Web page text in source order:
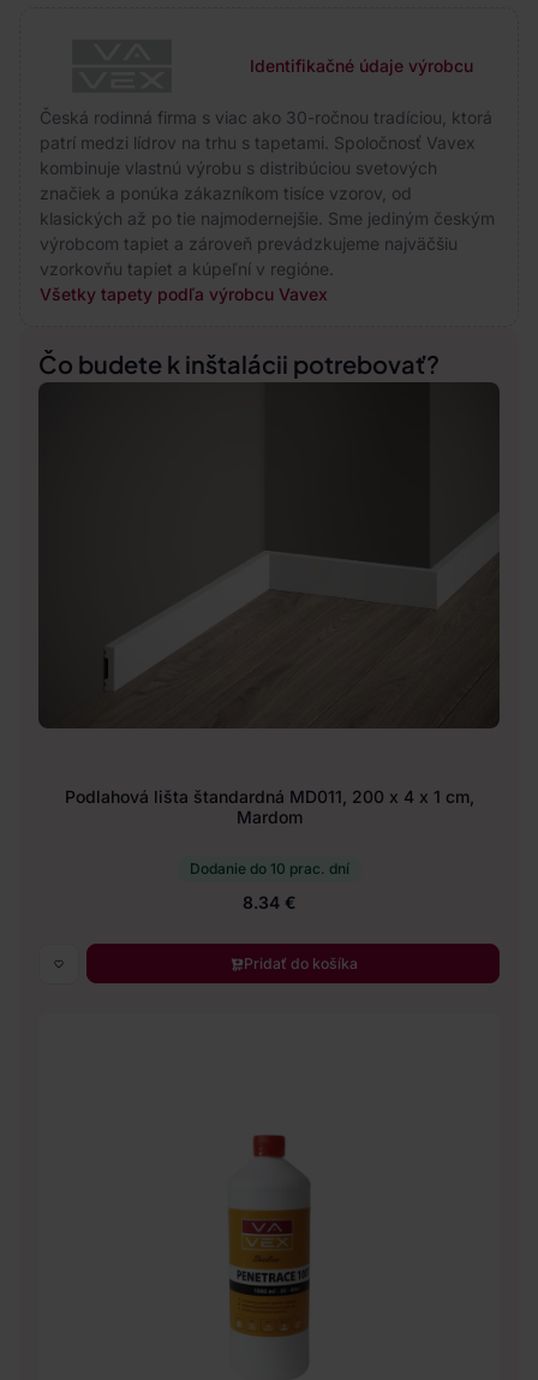
Identifikačné údaje výrobcu
Česká rodinná firma s viac ako 30-ročnou tradíciou, ktorá
patrí medzi lídrov na trhu s tapetami. Spoločnosť Vavex
kombinuje vlastnú výrobu s distribúciou svetových
značiek a ponúka zákazníkom tisíce vzorov, od
klasických až po tie najmodernejšie. Sme jediným českým
výrobcom tapiet a zároveň prevádzkujeme najväčšiu
vzorkovňu tapiet a kúpeľní v regióne.
Všetky tapety podľa výrobcu Vavex
Čo budete k inštalácii potrebovať?
Podlahová lišta štandardná MD011, 200 x 4 x 1 cm,
Mardom
Dodanie do 10 prac. dní
8.34 €
Pridať do košíka